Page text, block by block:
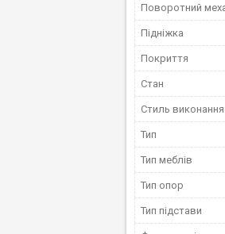
Поворотний
Підніжка
Покриття
Стан
Стиль виконання
Тип
Тип меблів
Тип опор
Тип підстави